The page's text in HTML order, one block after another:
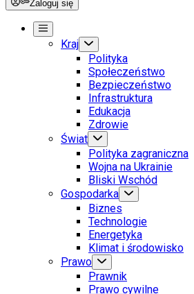
Zaloguj się
Kraj
Polityka
Społeczeństwo
Bezpieczeństwo
Infrastruktura
Edukacja
Zdrowie
Świat
Polityka zagraniczna
Wojna na Ukrainie
Bliski Wschód
Gospodarka
Biznes
Technologie
Energetyka
Klimat i środowisko
Prawo
Prawnik
Prawo cywilne